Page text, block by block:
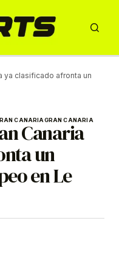
ya clasificado afronta un
CANARIAGRAN CANARIA
Canaria
un
en Le